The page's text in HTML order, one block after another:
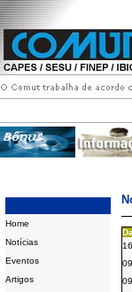
Home
Notícias
Eventos
Artigos